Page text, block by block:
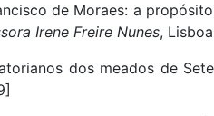
de Moraes: a
Irene Freire Nunes,
dos meados de